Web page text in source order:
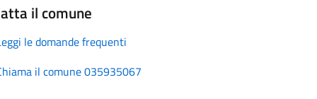
il comune
le domande frequenti
il comune 035935067